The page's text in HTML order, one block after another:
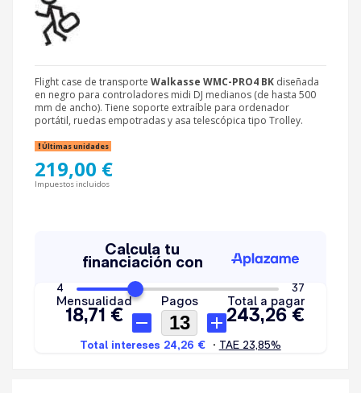
Flight case de transporte Walkasse WMC-PRO4 BK diseñada
en negro para controladores midi DJ medianos (de hasta 500
mm de ancho). Tiene soporte extraíble para ordenador
portátil, ruedas empotradas y asa telescópica tipo Trolley.
Últimas unidades
219,00 €
Impuestos incluidos